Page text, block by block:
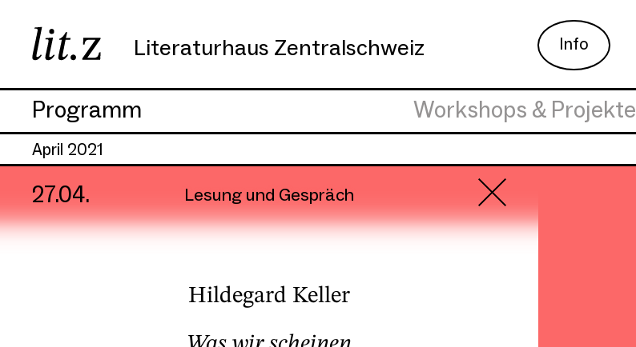
Literaturhaus Zentralschweiz Info
Programm Workshops & Projekte
April 2021
27.04. Lesung und Gespräch
Hildegard Keller